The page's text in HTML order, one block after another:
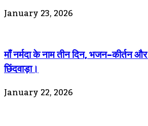
January 23, 2026
माँ नर्मदा के नाम तीन दिन, भजन-कीर्तन
छिंदवाड़ा।
January 22, 2026